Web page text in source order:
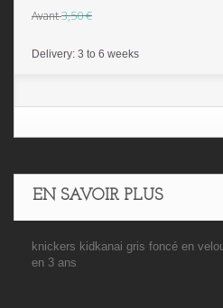
Avant3,50 €
Delivery: 3 to 6 weeks
EN SAVOIR PLUS
knickers kidkanai gris foncé en
en 3 ans